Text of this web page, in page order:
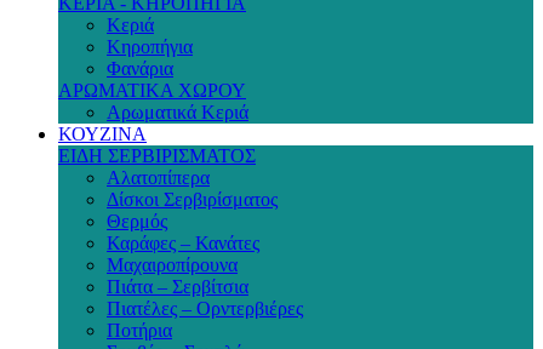
Κεριά
Κηροπήγια
Φανάρια
ΑΡΩΜΑΤΙΚΑ ΧΩΡΟΥ
Αρωματικά Κεριά
ΚΟΥΖΙΝΑ
ΕΙΔΗ ΣΕΡΒΙΡΙΣΜΑΤΟΣ
Αλατοπίπερα
Δίσκοι Σερβιρίσματος
Θερμός
Καράφες – Κανάτες
Μαχαιροπίρουνα
Πιάτα – Σερβίτσια
Πιατέλες – Ορντερβιέρες
Ποτήρια